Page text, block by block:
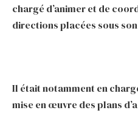
chargé d’animer et de
directions placées sous
Il était notamment en
mise en œuvre des plans